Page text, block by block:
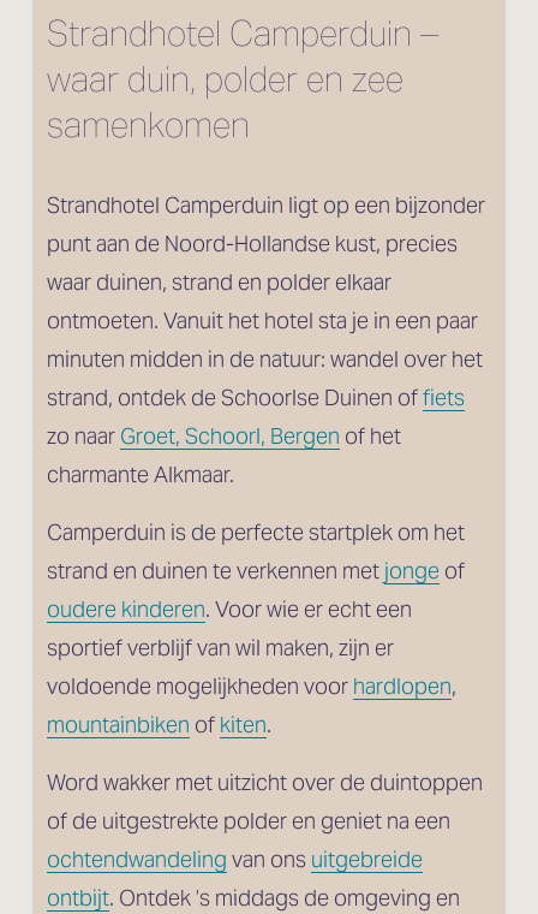
Strandhotel Camperduin –
waar duin, polder en zee
samenkomen
Strandhotel Camperduin ligt op een bijzonder
punt aan de Noord-Hollandse kust, precies
waar duinen, strand en polder elkaar
ontmoeten. Vanuit het hotel sta je in een paar
minuten midden in de natuur: wandel over het
strand, ontdek de Schoorlse Duinen of fiets
zo naar Groet, Schoorl, Bergen of het
charmante Alkmaar.
Camperduin is de perfecte startplek om het
strand en duinen te verkennen met jonge of
oudere kinderen. Voor wie er echt een
sportief verblijf van wil maken, zijn er
voldoende mogelijkheden voor hardlopen
mountainbiken of kiten.
Word wakker met uitzicht over de duintoppen
ochtendwandeling van ons uitgebreide
ontbijt. Ontdek ’s middags de omgeving en